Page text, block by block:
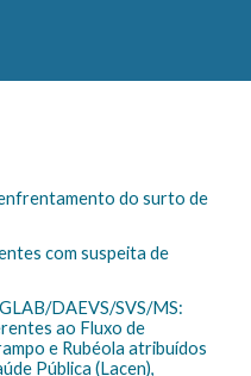
do surto de
com suspeita de
DAEVS/SVS/MS:
ao Fluxo de
e Rubéola atribuídos
Pública (Lacen),